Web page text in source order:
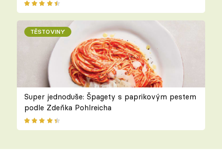
TĚSTOVINY
Super jednoduše: Špagety s paprikovým pestem
podle Zdeňka Pohlreicha